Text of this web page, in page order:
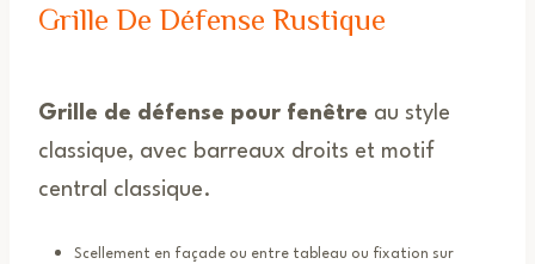
Grille De Défense Rustique
Grille de défense pour fenêtre au style
classique, avec barreaux droits et motif
central classique.
Scellement en façade ou entre tableau ou fixation sur